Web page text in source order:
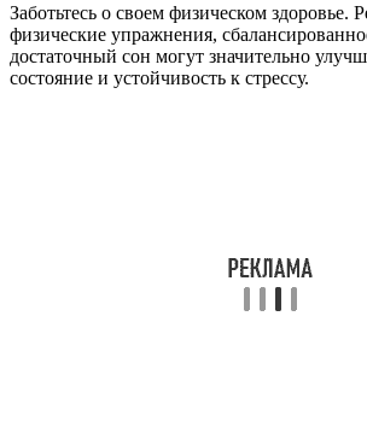
Заботьтесь о своем физическом здоровье.
физические упражнения,
достаточный сон могут значительно
состояние и устойчивость к стрессу.